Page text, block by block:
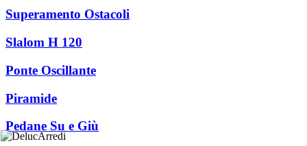
Superamento Ostacoli
Slalom H 120
Ponte Oscillante
Piramide
Pedane Su e Giù